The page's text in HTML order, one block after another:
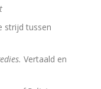
strijd tussen
Vertaald en